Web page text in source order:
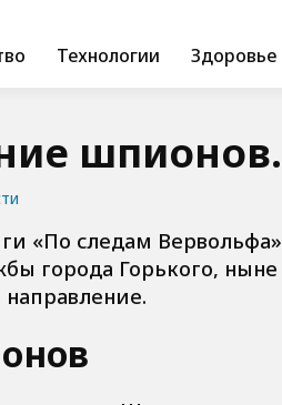
Технологии Здоровье
«По следам
города Горького,